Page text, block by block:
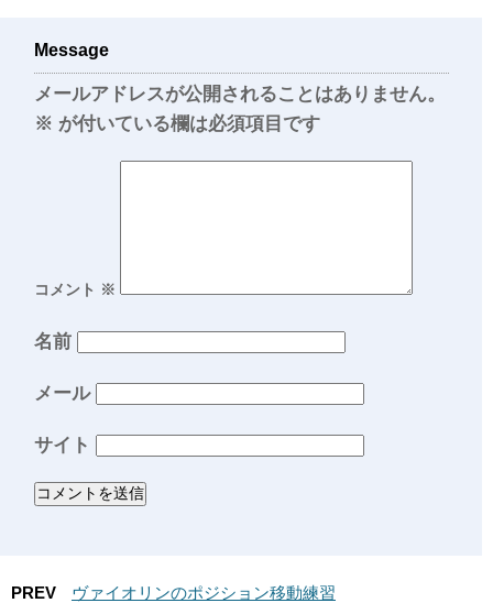
Message
メールアドレスが公開されることはありません。
※ が付いている欄は必須項目です
コメント ※
名前
メール
サイト
PREV
ヴァイオリンのポジション移動練習